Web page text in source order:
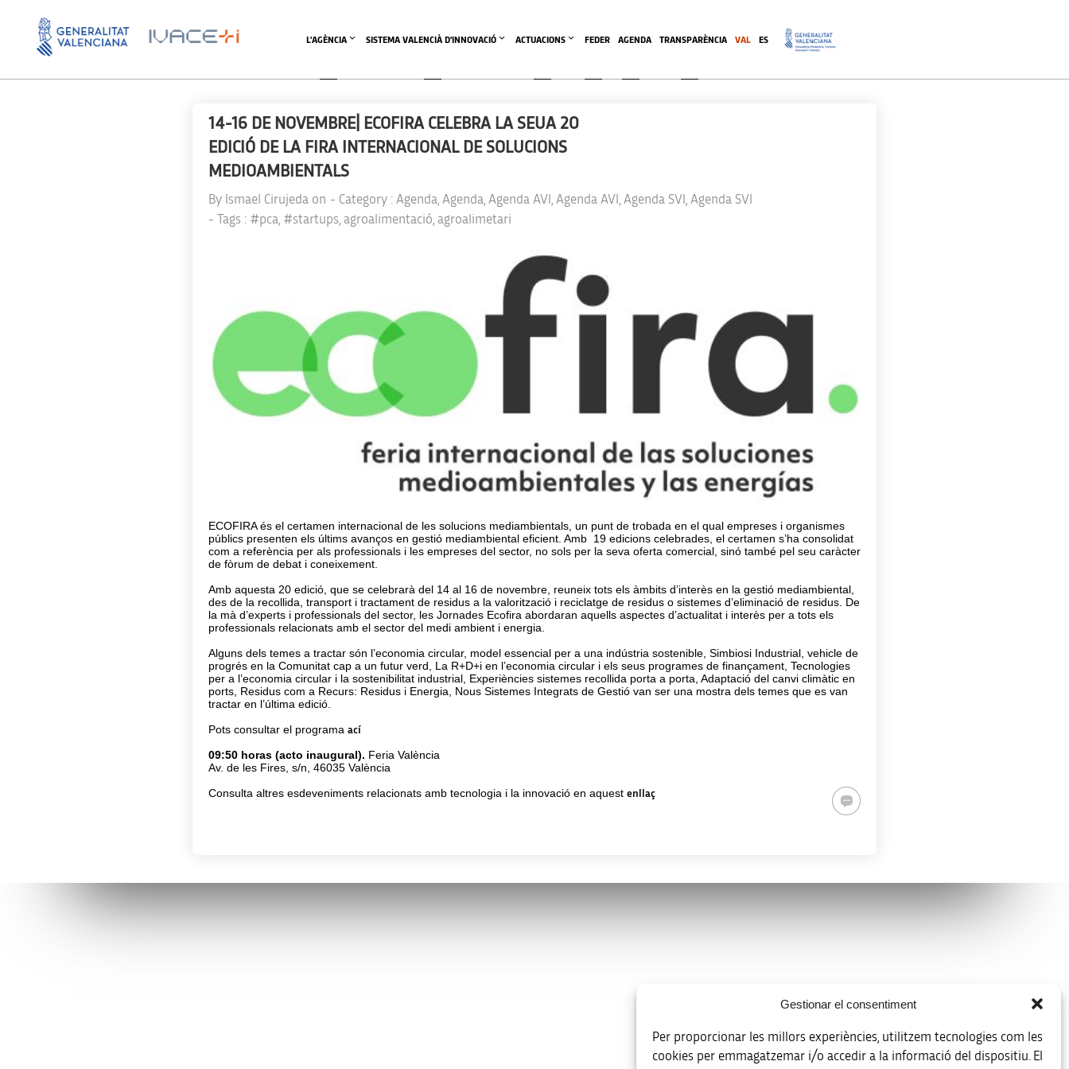
Gestionar el consentiment
Per proporcionar les millors experiències, utilitzem tecnologies com les
cookies per emmagatzemar i/o accedir a la informació del dispositiu. El
L'AGÈNCIA SISTEMA VALENCIÀ D'INNOVACIÓ ACTUACIONS FEDER AGENDA TRANSPARÈNCIA .
VAL ES
14-16 DE NOVEMBRE| ECOFIRA CELEBRA LA SEUA 20
EDICIÓ DE LA FIRA INTERNACIONAL DE SOLUCIONS
MEDIOAMBIENTALS
By Ismael Cirujeda on - Category : Agenda Agenda Agenda AVI Agenda AVI Agenda SVI
Agenda SVI
- Tags : #pca #startups agroalimentació agroalimetari
ECOFIRA és el certamen internacional de les solucions mediambientals, un punt de trobada en el qual empreses i organismes
públics presenten els últims avanços en gestió mediambiental eficient. Amb 19 edicions celebrades, el certamen s’ha consolidat
com a referència per als professionals i les empreses del sector, no sols per la seva oferta comercial, sinó també pel seu caràcter
de fòrum de debat i coneixement.
Amb aquesta 20 edició, que se celebrarà del 14 al 16 de novembre, reuneix tots els àmbits d’interès en la gestió mediambiental,
des de la recollida, transport i tractament de residus a la valorització i reciclatge de residus o sistemes d’eliminació de residus. De
la mà d’experts i professionals del sector, les Jornades Ecofira abordaran aquells aspectes d’actualitat i interès per a tots els
professionals relacionats amb el sector del medi ambient i energia.
Alguns dels temes a tractar són l’economia circular, model essencial per a una indústria sostenible, Simbiosi Industrial, vehicle de
progrés en la Comunitat cap a un futur verd, La R+D+i en l’economia circular i els seus programes de finançament, Tecnologies
per a l’economia circular i la sostenibilitat industrial, Experiències sistemes recollida porta a porta, Adaptació del canvi climàtic en
ports, Residus com a Recurs: Residus i Energia, Nous Sistemes Integrats de Gestió van ser una mostra dels temes que es van
tractar en l’última edició.
Pots consultar el programa ací
09:50 horas (acto inaugural). Feria València
Av. de les Fires, s/n, 46035 València
Consulta altres esdeveniments relacionats amb tecnologia i la innovació en aquest enllaç
Registre d’activitats de tractament